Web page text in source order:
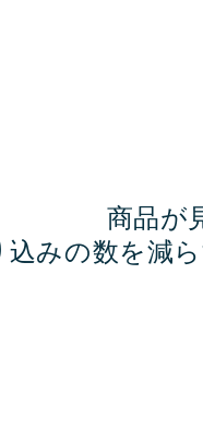
商品が
込みの数を減